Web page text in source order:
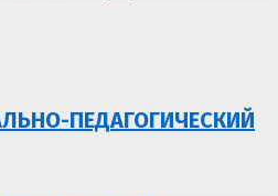
ПЕДАГОГИЧЕСКИЙ